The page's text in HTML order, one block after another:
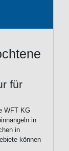
für
WFT KG
in
in
können